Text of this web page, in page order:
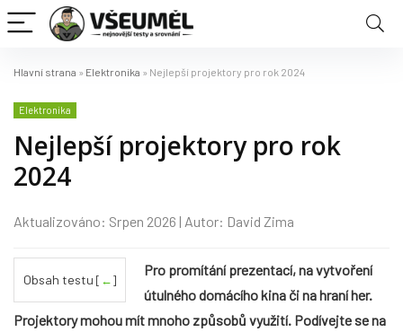
Hlavní strana » Elektronika » Nejlepší projektory pro rok 2024
Elektronika
Nejlepší projektory pro rok
2024
Aktualizováno: Srpen 2026 | Autor: David Zima
Obsah testu [ ←]
Pro promítání prezentací, na vytvoření
útulného domácího kina či na hraní her.
Projektory mohou mít mnoho způsobů využití. Podívejte se na